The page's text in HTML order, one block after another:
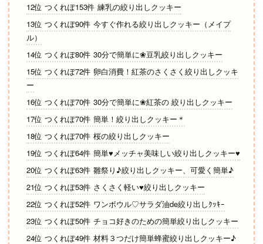
12位 つくれぽ153件 練乳の絞り出しクッキー
13位 つくれぽ90件 今すぐ作れる絞り出しクッキー（メイプ
ル）
14位 つくれぽ80件 30分で簡単に❀豆乳絞り出しクッキー
15位 つくれぽ72件 卵白消費！紅茶のさくさく絞り出しクッキ
ー
16位 つくれぽ70件 30分で簡単に❀紅茶の 絞り出しクッキー
17位 つくれぽ70件 簡単！絞り出しクッキー＊
18位 つくれぽ70件 桜の絞り出しクッキー
19位 つくれぽ64件 簡単♥メッチャ美味しい絞り出しクッキー♥
20位 つくれぽ63件 雛祭り♪絞り出しクッキー、可愛く簡単♪
21位 つくれぽ53件 さくさく軽い♥️絞り出しクッキー
22位 つくれぽ52件 ワンボウル♡サラダ油de絞り出しｸｯｷｰ
23位 つくれぽ50件 チョコ好きのための簡単絞り出しクッキー
24位 つくれぽ49件 材料３つだけ簡単蜂蜜絞り出しクッキー♪